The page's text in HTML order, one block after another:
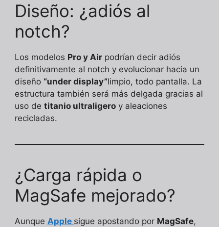
Diseño: ¿adiós al
notch?
Los modelos Pro y Air podrían decir adiós
definitivamente al notch y evolucionar hacia un
diseño “under display”limpio, todo pantalla. La
estructura también será más delgada gracias al
uso de titanio ultraligero y aleaciones
recicladas.
¿Carga rápida o
MagSafe mejorado?
Aunque Apple sigue apostando por MagSafe,